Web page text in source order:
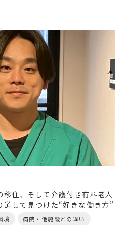
住、そして介護付き有料老人
して見つけた“好きな働き方”
境
病院・他施設との違い